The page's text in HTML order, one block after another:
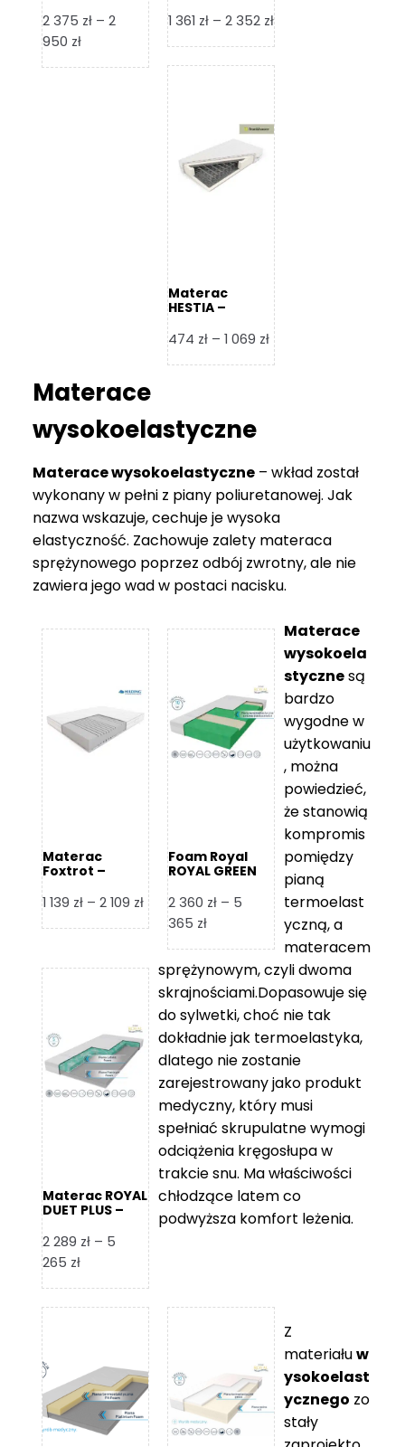
2 375 zł – 2
950 złZakres
1 361 zł – 2 352 złZakres
cen:
od
1
361 zł
do
2
352 zł
Materac
HESTIA –
474 zł – 1 069 złZakres
cen:
069 zł
Materace
wysokoelastyczne
Materace wysokoelastyczne – wkład został
wykonany w pełni z piany poliuretanowej. Jak
nazwa wskazuje, cechuje je wysoka
elastyczność. Zachowuje zalety materaca
sprężynowego poprzez odbój zwrotny, ale nie
zawiera jego wad w postaci nacisku.
Materac
Foxtrot –
1 139 zł – 2 109 złZakres
cen:
1
139 zł
do
2
109 zł
Foam Royal
ROYAL GREEN
piankowy
2 360 zł – 5
365 złZakres
od
2
360 zł
5
365 zł
Materac ROYAL
DUET PLUS –
2 289 zł – 5
265 złZakres
od
do
5
265 zł
Materace
wysokoela
stycznesą
bardzo
wygodne w
użytkowaniu
, można
powiedzieć,
że stanowią
kompromis
pomiędzy
pianą
termoelast
yczną, a
materacem
sprężynowym, czyli dwoma
skrajnościami.Dopasowuje się
do sylwetki, choć nie tak
dokładnie jak termoelastyka,
dlatego nie zostanie
zarejestrowany jako produkt
medyczny, który musi
spełniać skrupulatne wymogi
odciążenia kręgosłupa w
trakcie snu. Ma właściwości
chłodzące latem co
podwyższa komfort leżenia.
Z
materiałuw
ysokoelast
ycznego zo
stały